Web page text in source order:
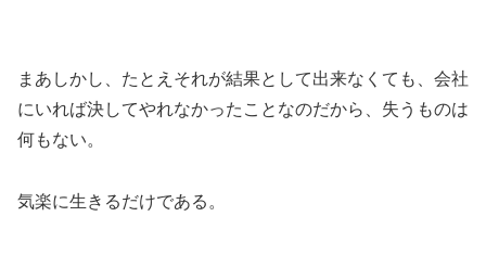
まあしかし、たとえそれが結果として出来なくても、会社
にいれば決してやれなかったことなのだから、失うものは
何もない。
気楽に生きるだけである。